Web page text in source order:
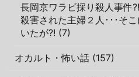
長岡京ワラビ採り殺人事件
殺害された主婦２人･･･そ
いたが?! (7)
オカルト・怖い話 (157)